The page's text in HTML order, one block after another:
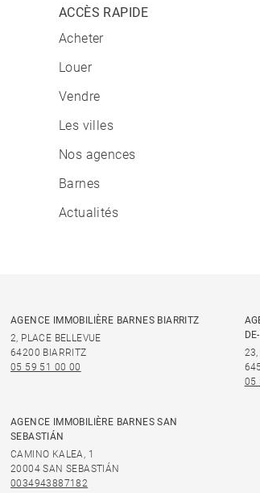
ACCÈS RAPIDE
Acheter
Louer
Vendre
Les villes
Nos agences
Barnes
Actualités
AGENCE IMMOBILIÈRE BARNES BIARRITZ
2, PLACE BELLEVUE
64200 BIARRITZ
05 59 51 00 00
23,
05
AGENCE IMMOBILIÈRE BARNES SAN
SEBASTIÁN
CAMINO KALEA, 1
20004 SAN SEBASTIÁN
0034943887182